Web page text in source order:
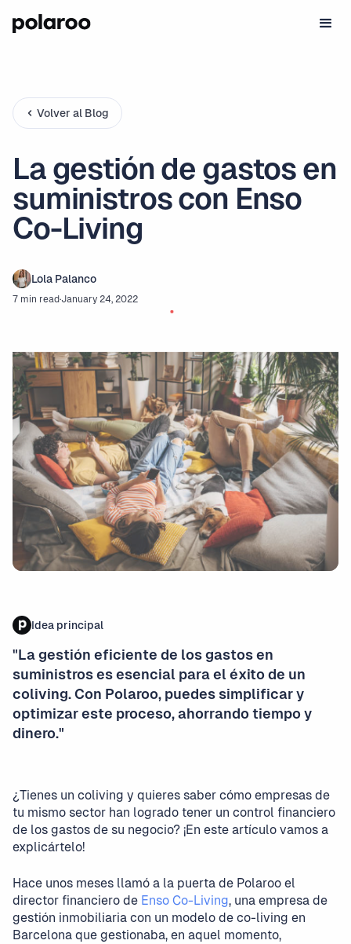
Volver al Blog
La gestión de gastos en
suministros con Enso
Co-Living
Lola Palanco
7 min read·January 24, 2022
Idea principal
"La gestión eficiente de los gastos en
suministros es esencial para el éxito de un
coliving. Con Polaroo, puedes simplificar y
optimizar este proceso, ahorrando tiempo y
dinero."
¿Tienes un coliving y quieres saber cómo empresas de
tu mismo sector han logrado tener un control financiero
de los gastos de su negocio? ¡En este artículo vamos a
explicártelo!
Hace unos meses llamó a la puerta de Polaroo el
director financiero de Enso Co-Living, una empresa de
gestión inmobiliaria con un modelo de co-living en
Barcelona que gestionaba, en aquel momento,